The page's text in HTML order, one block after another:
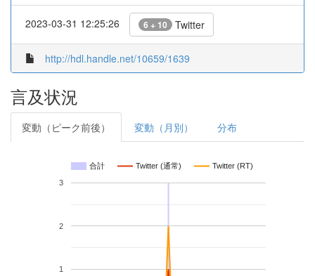
2023-03-31 12:25:26 6 + 10 Twitter
http://hdl.handle.net/10659/1639
言及状況
変動（ピーク前後） 変動（月別） 分布
合計 Twitter (通常) Twitter (RT)
1
2
3